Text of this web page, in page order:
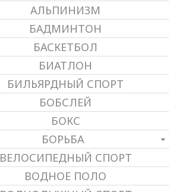
АЛЬПИНИЗМ
БАДМИНТОН
БАСКЕТБОЛ
БИАТЛОН
БИЛЬЯРДНЫЙ СПОРТ
БОБСЛЕЙ
БОКС
БОРЬБА
ВЕЛОСИПЕДНЫЙ СПОРТ
ВОДНОЕ ПОЛО